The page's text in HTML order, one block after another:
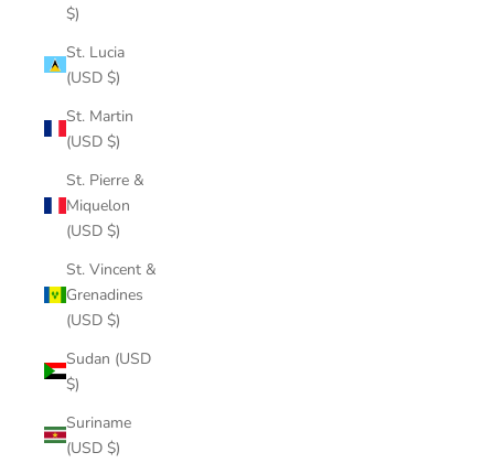
$)
St. Lucia
(USD $)
St. Martin
(USD $)
St. Pierre &
Miquelon
(USD $)
St. Vincent &
Grenadines
(USD $)
Sudan (USD
$)
Suriname
(USD $)